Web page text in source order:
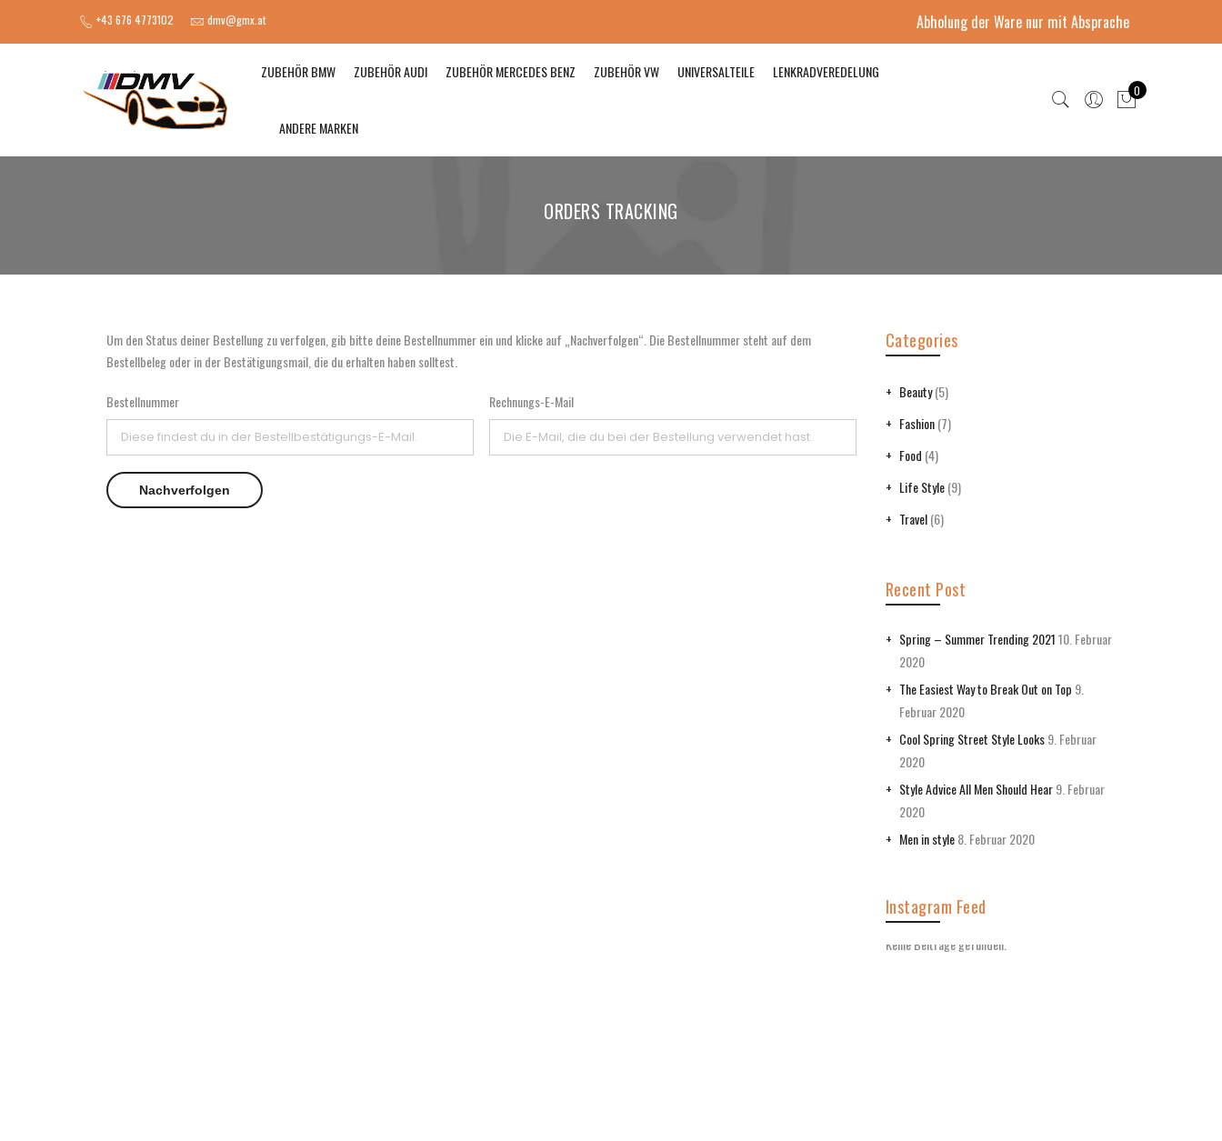
+43 676 4773102 dmv@gmx.at Abholung der Ware nur mit Absprache
ZUBEHÖR BMW ZUBEHÖR AUDI ZUBEHÖR MERCEDES BENZ ZUBEHÖR VW UNIVERSALTEILE LENKRADVEREDELUNG
ANDERE MARKEN
0
ORDERS TRACKING
Um den Status deiner Bestellung zu verfolgen, gib bitte deine Bestellnummer ein und klicke auf „Nachverfolgen“. Die Bestellnummer steht auf dem
Bestellbeleg oder in der Bestätigungsmail, die du erhalten haben solltest.
Bestellnummer Rechnungs-E-Mail
Nachverfolgen
Categories
Beauty(5)
Fashion(7)
Food (4)
Life Style(9)
Travel(6)
Recent Post
Spring – Summer Trending 202110. Februar
2020
The Easiest Way to Break Out on Top 9.
Februar 2020
Cool Spring Street Style Looks 9. Februar
2020
Style Advice All Men Should Hear 9. Februar
2020
Men in style 8. Februar 2020
Instagram Feed
Keine Beiträge gefunden.